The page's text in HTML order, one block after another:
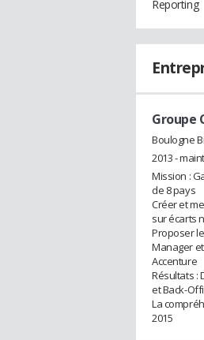
Reporting
Groupe
Boulogne
2013 -
Mission :
de 8 pays
Créer et
sur écarts
Proposer
Manager
Accenture
Résultats :
et Back-
La
2015